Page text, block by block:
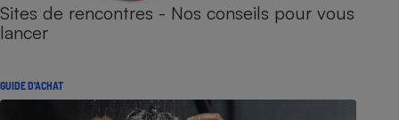
Sites de rencontres - Nos conseils pour vous
lancer
GUIDE D'ACHAT